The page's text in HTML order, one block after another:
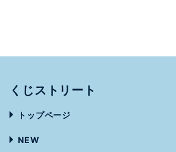
くじストリート
トップページ
NEW